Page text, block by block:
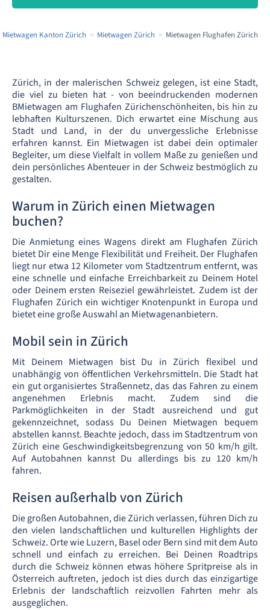
Mietwagen Kanton Zürich Mietwagen Zürich Mietwagen Flughafen Zürich
Zürich, in der malerischen Schweiz gelegen, ist eine Stadt,
die viel zu bieten hat - von beeindruckenden modernen
BMietwagen am Flughafen Zürichenschönheiten, bis hin zu
lebhaften Kulturszenen. Dich erwartet eine Mischung aus
Stadt und Land, in der du unvergessliche Erlebnisse
erfahren kannst. Ein Mietwagen ist dabei dein optimaler
Begleiter, um diese Vielfalt in vollem Maße zu genießen und
dein persönliches Abenteuer in der Schweiz bestmöglich zu
gestalten.
Warum in Zürich einen Mietwagen
buchen?
Die Anmietung eines Wagens direkt am Flughafen Zürich
bietet Dir eine Menge Flexibilität und Freiheit. Der Flughafen
liegt nur etwa 12 Kilometer vom Stadtzentrum entfernt, was
eine schnelle und einfache Erreichbarkeit zu Deinem Hotel
oder Deinem ersten Reiseziel gewährleistet. Zudem ist der
Flughafen Zürich ein wichtiger Knotenpunkt in Europa und
bietet eine große Auswahl an Mietwagenanbietern.
Mobil sein in Zürich
Mit Deinem Mietwagen bist Du in Zürich flexibel und
unabhängig von öffentlichen Verkehrsmitteln. Die Stadt hat
ein gut organisiertes Straßennetz, das das Fahren zu einem
angenehmen Erlebnis macht. Zudem sind die
Parkmöglichkeiten in der Stadt ausreichend und gut
gekennzeichnet, sodass Du Deinen Mietwagen bequem
abstellen kannst. Beachte jedoch, dass im Stadtzentrum von
Zürich eine Geschwindigkeitsbegrenzung von 50 km/h gilt.
Auf Autobahnen kannst Du allerdings bis zu 120 km/h
fahren.
Reisen außerhalb von Zürich
Die großen Autobahnen, die Zürich verlassen, führen Dich zu
den vielen landschaftlichen und kulturellen Highlights der
Schweiz. Orte wie Luzern, Basel oder Bern sind mit dem Auto
schnell und einfach zu erreichen. Bei Deinen Roadtrips
durch die Schweiz können etwas höhere Spritpreise als in
Österreich auftreten, jedoch ist dies durch das einzigartige
Erlebnis der landschaftlich reizvollen Fahrten mehr als
ausgeglichen.